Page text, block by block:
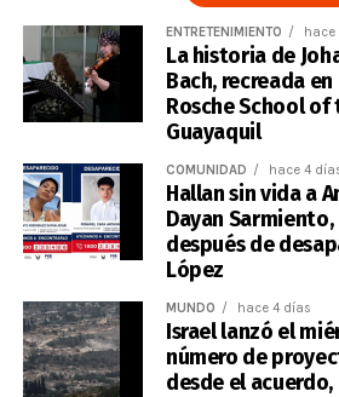
ENTRETENIMIENTO hace
La historia de
Bach, recreada
Rosche School of
Guayaquil
COMUNIDAD hace 4
Hallan sin vida a
Dayan
después de
López
MUNDO hace 4 días
Israel lanzó el
número de
desde el acuerdo,